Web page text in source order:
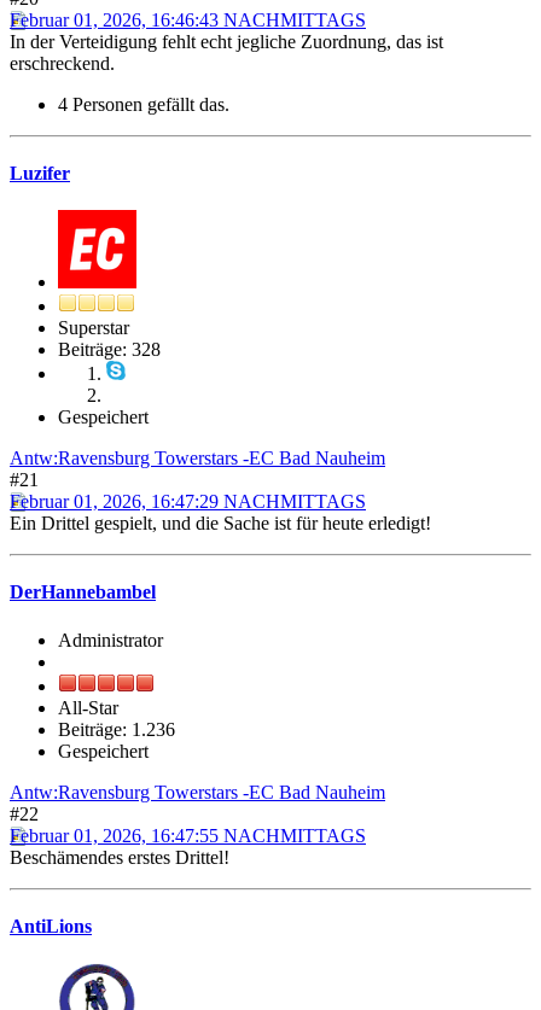
Februar 01, 2026, 16:46:43 NACHMITTAGS
In der Verteidigung fehlt echt jegliche Zuordnung, das ist
erschreckend.
4 Personen gefällt das.
Luzifer
Superstar
Beiträge: 328
Gespeichert
Antw:Ravensburg Towerstars -EC Bad Nauheim
#21
Februar 01, 2026, 16:47:29 NACHMITTAGS
Ein Drittel gespielt, und die Sache ist für heute erledigt!
DerHannebambel
Administrator
All-Star
Beiträge: 1.236
Gespeichert
Antw:Ravensburg Towerstars -EC Bad Nauheim
#22
Februar 01, 2026, 16:47:55 NACHMITTAGS
Beschämendes erstes Drittel!
AntiLions